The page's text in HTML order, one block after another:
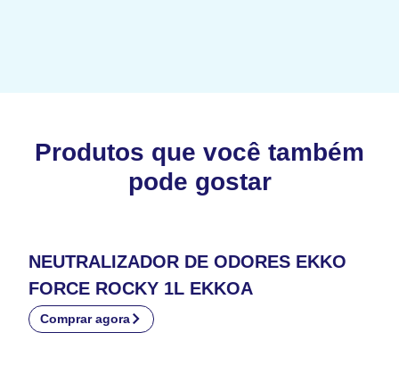
Produtos que você também
pode gostar
NEUTRALIZADOR DE ODORES EKKO
FORCE ROCKY 1L EKKOA
Comprar agora